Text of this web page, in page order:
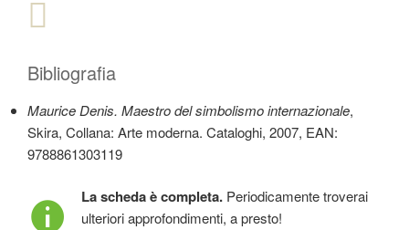
Bibliografia
Maurice Denis. Maestro del simbolismo internazionale,
Skira, Collana: Arte moderna. Cataloghi, 2007, EAN:
9788861303119
La scheda è completa. Periodicamente troverai
ulteriori approfondimenti, a presto!